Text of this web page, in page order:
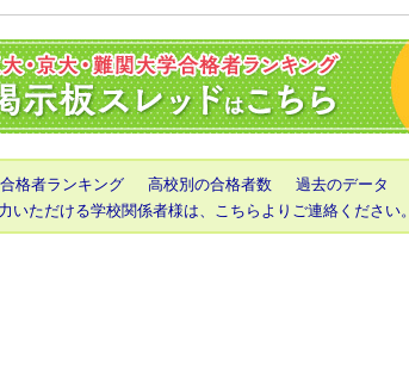
格者ランキング 高校別の合格者数
過去のデータ
いただける学校関係者様は、こちらよりご連絡ください。